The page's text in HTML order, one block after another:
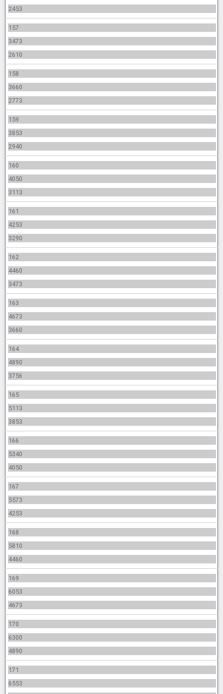
2453
157
3473
2610
158
3660
2773
159
3853
2940
160
4050
3113
161
4253
3290
162
4460
3473
163
4673
3660
164
4890
3756
165
5113
3853
166
5340
4050
167
5573
4253
168
5810
4460
169
6053
4673
170
6300
4890
171
6553